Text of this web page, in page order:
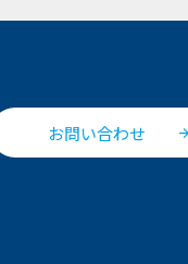
お問い合わせ